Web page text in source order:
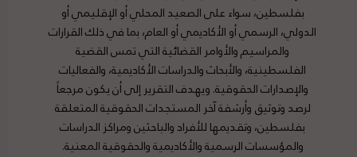
بفلسطين، سواء على الصعيد المحلي أو الإقليمي أو
الدولي، الرسمي أو الأكاديمي أو العام، بما في ذلك القرارات
والمراسيم والأوامر القضائية التي تمس القضية
الفلسطينية، والأبحاث والدراسات الأكاديمية، والفعاليات
والإصدارات الحقوقية. ويهدف التقرير إلى أن يكون مرجعاً
لرصد وتوثيق وأرشفة آخر المستجدات الحقوقية المتعلقة
بفلسطين، وتقديمها للأفراد والباحثين ومراكز الدراسات
والمؤسسات الرسمية والأكاديمية والحقوقية المعنية.